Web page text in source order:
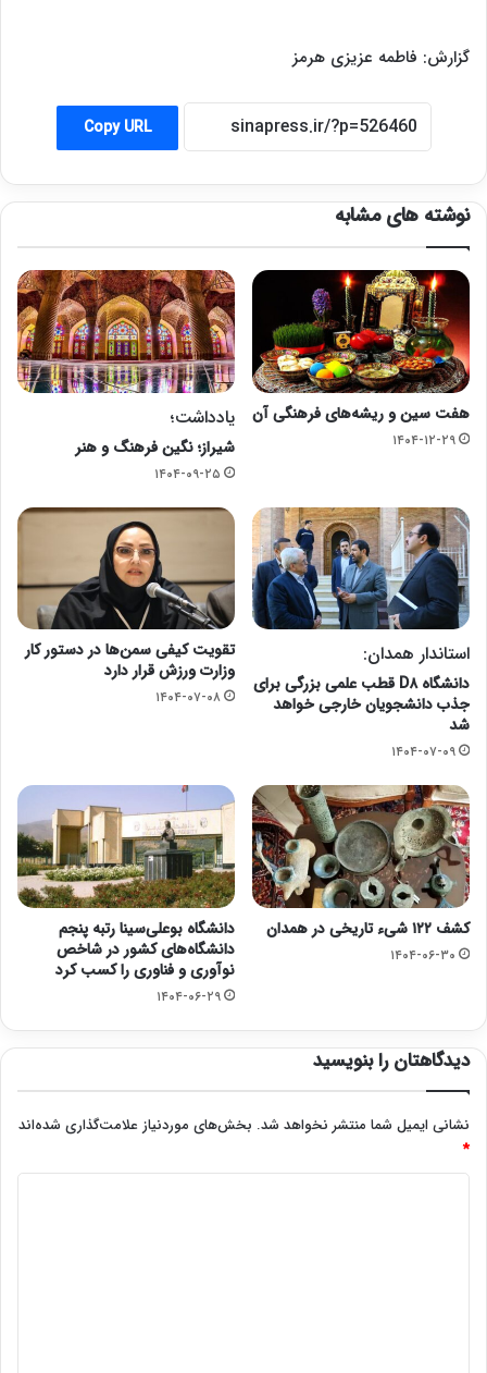
گزارش: فاطمه عزیزی هرمز
Copy URL
نوشته های مشابه
هفت سین و ریشه‌های فرهنگی آن
۱۴۰۴-۱۲-۲۹
یادداشت؛
شیراز؛ نگین فرهنگ و هنر
۱۴۰۴-۰۹-۲۵
استاندار همدان:
دانشگاه D۸ قطب علمی بزرگی برای
جذب دانشجویان خارجی خواهد
شد
۱۴۰۴-۰۷-۰۹
تقویت کیفی سمن‌ها در دستور کار
وزارت ورزش قرار دارد
۱۴۰۴-۰۷-۰۸
کشف ۱۲۲ شیء تاریخی در همدان
۱۴۰۴-۰۶-۳۰
دانشگاه بوعلی‌سینا رتبه پنجم
دانشگاه‌های کشور در شاخص
نوآوری و فناوری را کسب کرد
۱۴۰۴-۰۶-۲۹
دیدگاهتان را بنویسید
نشانی ایمیل شما منتشر نخواهد شد. بخش‌های موردنیاز علامت‌گذاری شده‌اند
*